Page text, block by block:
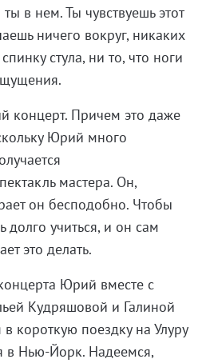
в нем. Ты чувствуешь этот
ничего вокруг, никаких
стула, ни то, что ноги
концерт. Причем это даже
Юрий много
мастера. Он,
он бесподобно. Чтобы
долго учиться, и он сам
это делать.
Юрий вместе с
Кудряшовой и Галиной
короткую поездку на Улуру
в Нью-Йорк. Надеемся,